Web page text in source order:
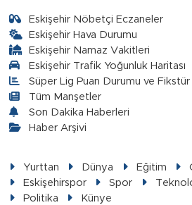
Eskişehir Nöbetçi Eczaneler
Eskişehir Hava Durumu
Eskişehir Namaz Vakitleri
Eskişehir Trafik Yoğunluk Haritası
Süper Lig Puan Durumu ve Fikstür
Tüm Manşetler
Son Dakika Haberleri
Haber Arşivi
Yurttan Dünya Eğitim
Eskişehirspor
Spor
Politika
Künye